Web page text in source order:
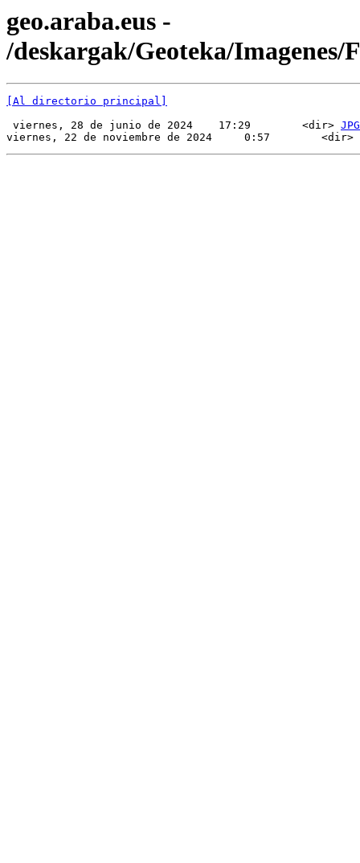
geo.araba.eus -
/deskargak/Geoteka/Imagenes/
[Al directorio principal]
viernes, 28 de junio de 2024    17:29        <dir> JPG
viernes, 22 de noviembre de 2024     0:57        <dir>